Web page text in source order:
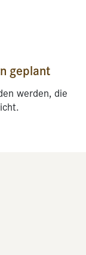
geplant
werden, die